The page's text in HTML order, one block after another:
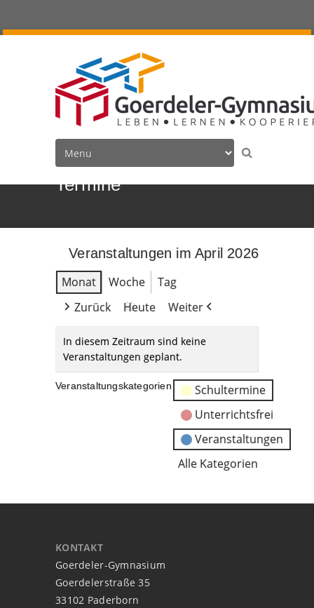
Termine
Veranstaltungen im April 2026
Monat
Woche
Tag
Zurück
Heute Weiter
In diesem Zeitraum sind keine
Veranstaltungen geplant.
Veranstaltungskategorien
Schultermine
Unterrichtsfrei
Veranstaltungen
Alle Kategorien
KONTAKT
Goerdeler-Gymnasium
Goerdelerstraße 35
33102 Paderborn